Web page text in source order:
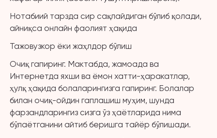
Нотабиий тарзда сир сақлайдиган бўлиб қолади,
айниқса онлайн фаолият ҳақида
Тажовузкор ёки жаҳлдор бўлиш
Очиқ гапиринг. Мактабда, жамоада ва
Интернетда яхши ва ёмон хатти-ҳаракатлар,
ҳулқ ҳақида болаларингизга гапиринг. Болалар
билан очиқ-ойдин гаплашиш муҳим, шунда
фарзандларингиз сизга ўз ҳаётларида нима
бўлаётганини айтиб беришга тайёр бўлишади.